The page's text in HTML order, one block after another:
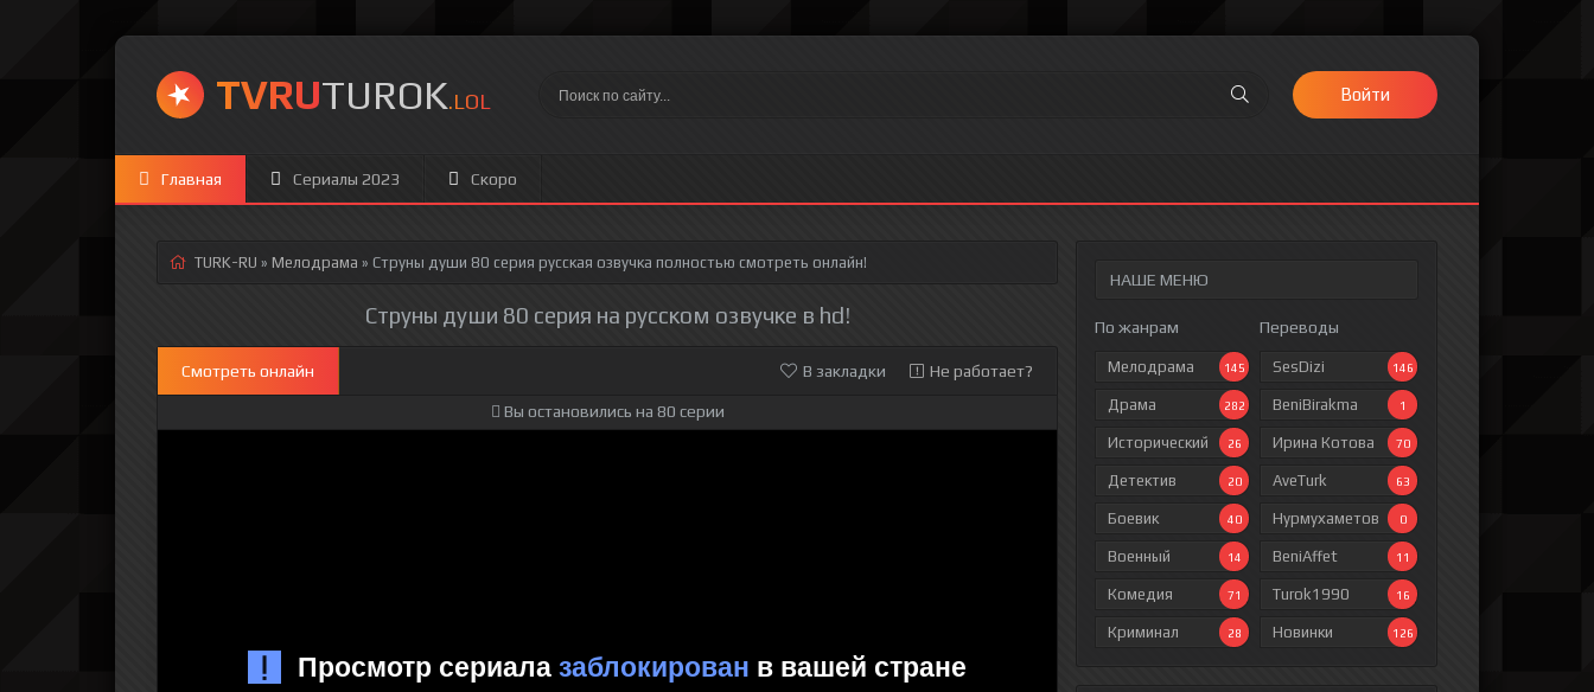
TVRUTUROK.LOL Войти
Главная Сериалы 2023 Скоро
НАШЕ МЕНЮ
По жанрам
Мелодрама 145
Драма 282
Исторический 26
Детектив 20
Боевик 40
Военный 14
Комедия 71
Криминал 28
Переводы
SesDizi 146
BeniBirakma 1
Ирина Котова 70
AveTurk 63
Нурмухаметов 0
BeniAffet 11
Turok1990 16
Новинки 126
TURK-RU » Мелодрама » Струны души 80 серия русская озвучка полностью смотреть онлайн!
Струны души 80 серия на русском озвучке в hd!
Смотреть онлайн В закладки Не работает?
Вы остановились на 80 серии